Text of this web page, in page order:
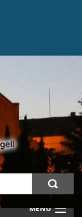
MENU